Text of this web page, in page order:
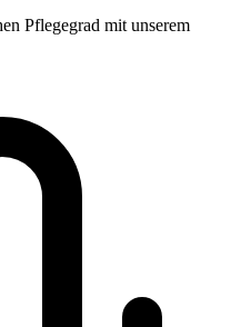
Pflegegrad mit unserem